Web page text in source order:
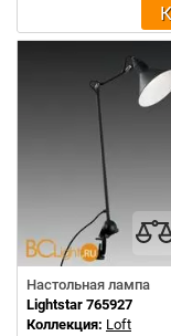
Настольная лампа
Lightstar 765927
Коллекция: Loft